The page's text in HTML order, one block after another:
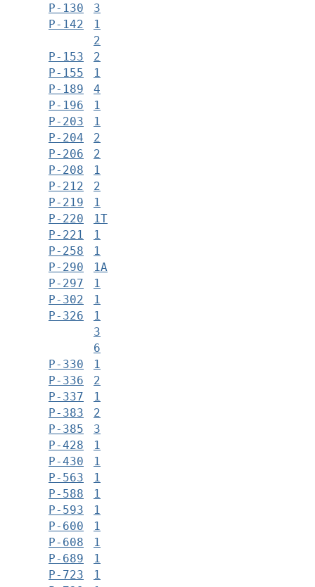
Р-130
3
Р-142
1
2
Р-153
2
Р-155
1
Р-189
4
Р-196
1
Р-203
1
Р-204
2
Р-206
2
Р-208
1
Р-212
2
Р-219
1
Р-220
1Т
Р-221
1
Р-258
1
Р-290
1А
Р-297
1
Р-302
1
Р-326
1
3
6
Р-330
1
Р-336
2
Р-337
1
Р-383
2
Р-385
3
Р-428
1
Р-430
1
Р-563
1
Р-588
1
Р-593
1
Р-600
1
Р-608
1
Р-689
1
Р-723
1